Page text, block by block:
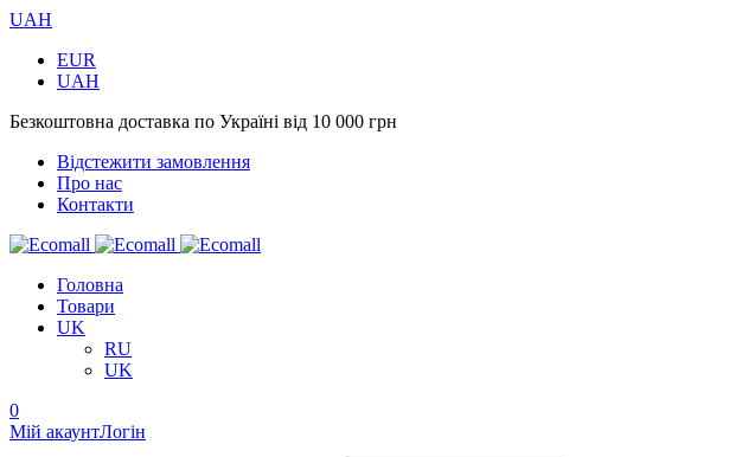
UAH
EUR
UAH
Безкоштовна доставка по Україні від 10 000 грн
Відстежити замовлення
Про нас
Контакти
Головна
Товари
UK
RU
UK
0
Мій акаунтЛогін